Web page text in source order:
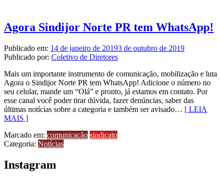
Agora Sindijor Norte PR tem WhatsApp!
Publicado em: 14 de janeiro de 20193 de outubro de 2019
Publicado por: Coletivo de Diretores
Mais um importante instrumento de comunicação, mobilização e luta
Agora o Sindijor Norte PR tem WhatsApp! Adicione o número no
seu celular, mande um “Olá” e pronto, já estamos em contato. Por
esse canal você poder tirar dúvida, fazer denúncias, saber das
últimas notícias sobre a categoria e também ser avisado… [ LEIA
MAIS ]
Marcado em: comunicação sindicato
Categoria: Notícias
Instagram